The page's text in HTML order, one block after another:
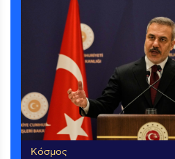
Κόσμος